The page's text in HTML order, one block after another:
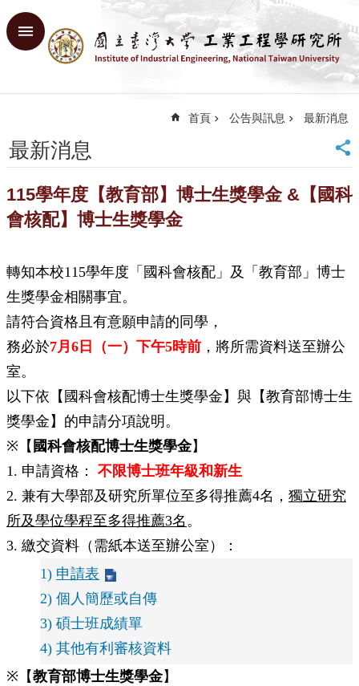
跳到主要內容區塊
進
首
頁
大
首
頁
站
覽
English
系
所
簡
介
程
簡
教
研
入
首頁 公告與訊息 最新消息
最新消息
115學年度【教育部】博士生獎學金 &【國科
會核配】博士生獎學金
轉知本校115學年度「國科會核配」及「教育部」博士
生獎學金相關事宜。
請符合資格且有意願申請的同學，
務必於7月6日（一）下午5時前 ，將所需資料送至辦公
室。
以下依【國科會核配博士生獎學金】與【教育部博士生
獎學金】的申請分項說明。
※【 國科會核配博士生獎學金】
1. 申請資格： 不限博士班年級和新生
2. 兼有大學部及研究所單位至多得推薦4名， 獨立研究
所及學位學程至多得推薦3名 。
3. 繳交資料（需紙本送至辦公室）：
1) 申請表
2) 個人簡歷或自傳
3) 碩士班成績單
4) 其他有利審核資料
※【教育部博士生獎學金】